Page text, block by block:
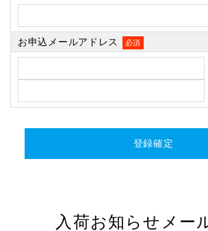
お申込メールアドレス 必須
入荷お知らせメー